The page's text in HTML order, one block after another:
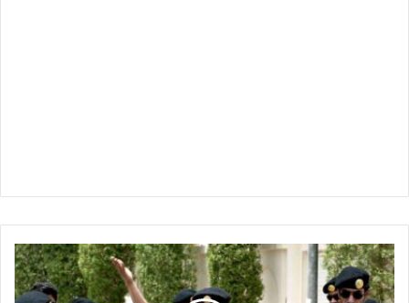
السعودية
:
تصدر